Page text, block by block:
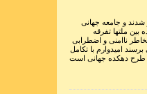
و جامعه جهانی
بین ملتها تفرقه
بخاطر ناامنی و اضطرابی
امیدوارم با تکامل
طرح دهکده جهانی است